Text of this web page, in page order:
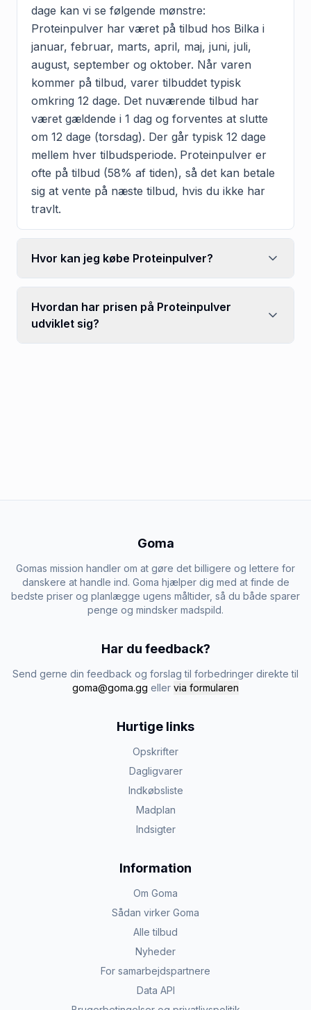
dage kan vi se følgende mønstre:
Proteinpulver har været på tilbud hos Bilka i
januar, februar, marts, april, maj, juni, juli,
august, september og oktober. Når varen
kommer på tilbud, varer tilbuddet typisk
omkring 12 dage. Det nuværende tilbud har
været gældende i 1 dag og forventes at slutte
om 12 dage (torsdag). Der går typisk 12 dage
mellem hver tilbudsperiode. Proteinpulver er
ofte på tilbud (58% af tiden), så det kan betale
sig at vente på næste tilbud, hvis du ikke har
travlt.
Hvor kan jeg købe Proteinpulver?
Hvordan har prisen på Proteinpulver
udviklet sig?
Goma
Gomas mission handler om at gøre det billigere og lettere for
danskere at handle ind. Goma hjælper dig med at finde de
bedste priser og planlægge ugens måltider, så du både sparer
penge og mindsker madspild.
Har du feedback?
Send gerne din feedback og forslag til forbedringer direkte til
goma@goma.gg eller via formularen
Hurtige links
Opskrifter
Dagligvarer
Indkøbsliste
Madplan
Indsigter
Information
Om Goma
Sådan virker Goma
Alle tilbud
Nyheder
For samarbejdspartnere
Data API